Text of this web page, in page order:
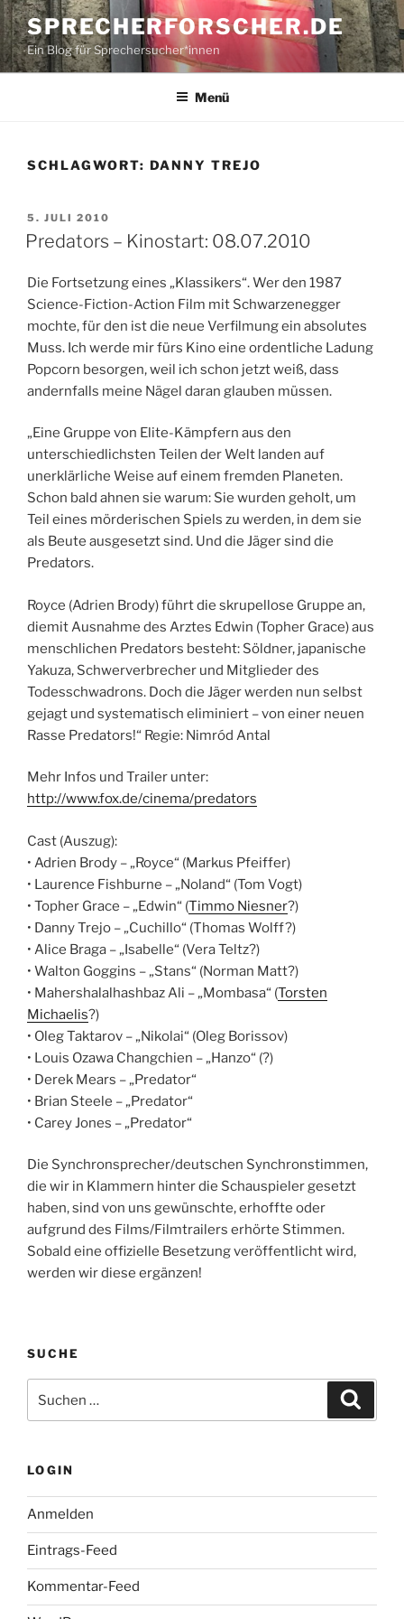
Zum
Inhalt
springen
SPRECHERFORSCHER.DE
Ein Blog für Sprechersucher*innen
Menü
SCHLAGWORT: DANNY TREJO
VERÖFFENTLICHT
AM
5. JULI 2010
Predators – Kinostart: 08.07.2010
Die Fortsetzung eines „Klassikers“. Wer den 1987
Science-Fiction-Action Film mit Schwarzenegger
mochte, für den ist die neue Verfilmung ein absolutes
Muss. Ich werde mir fürs Kino eine ordentliche Ladung
Popcorn besorgen, weil ich schon jetzt weiß, dass
andernfalls meine Nägel daran glauben müssen.
„Eine Gruppe von Elite-Kämpfern aus den
unterschiedlichsten Teilen der Welt landen auf
unerklärliche Weise auf einem fremden Planeten.
Schon bald ahnen sie warum: Sie wurden geholt, um
Teil eines mörderischen Spiels zu werden, in dem sie
als Beute ausgesetzt sind. Und die Jäger sind die
Predators.
Royce (Adrien Brody) führt die skrupellose Gruppe an,
diemit Ausnahme des Arztes Edwin (Topher Grace) aus
menschlichen Predators besteht: Söldner, japanische
Yakuza, Schwerverbrecher und Mitglieder des
Todesschwadrons. Doch die Jäger werden nun selbst
gejagt und systematisch eliminiert – von einer neuen
Rasse Predators!“ Regie: Nimród Antal
Mehr Infos und Trailer unter:
http://www.fox.de/cinema/predators
Cast (Auszug):
• Adrien Brody – „Royce“ (Markus Pfeiffer)
• Laurence Fishburne – „Noland“ (Tom Vogt)
• Topher Grace – „Edwin“ (Timmo Niesner?)
• Danny Trejo – „Cuchillo“ (Thomas Wolff?)
• Alice Braga – „Isabelle“ (Vera Teltz?)
• Walton Goggins – „Stans“ (Norman Matt?)
• Mahershalalhashbaz Ali – „Mombasa“ (Torsten
Michaelis?)
• Oleg Taktarov – „Nikolai“ (Oleg Borissov)
• Louis Ozawa Changchien – „Hanzo“ (?)
• Derek Mears – „Predator“
• Brian Steele – „Predator“
• Carey Jones – „Predator“
Die Synchronsprecher/deutschen Synchronstimmen,
die wir in Klammern hinter die Schauspieler gesetzt
haben, sind von uns gewünschte, erhoffte oder
aufgrund des Films/Filmtrailers erhörte Stimmen.
Sobald eine offizielle Besetzung veröffentlicht wird,
werden wir diese ergänzen!
SUCHE
nach:
LOGIN
Anmelden
Eintrags-Feed
Kommentar-Feed